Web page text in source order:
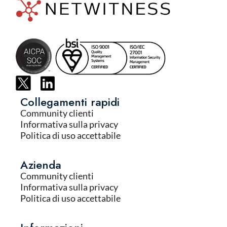
Collegamenti rapidi
Community clienti
Informativa sulla privacy
Politica di uso accettabile
Azienda
Community clienti
Informativa sulla privacy
Politica di uso accettabile